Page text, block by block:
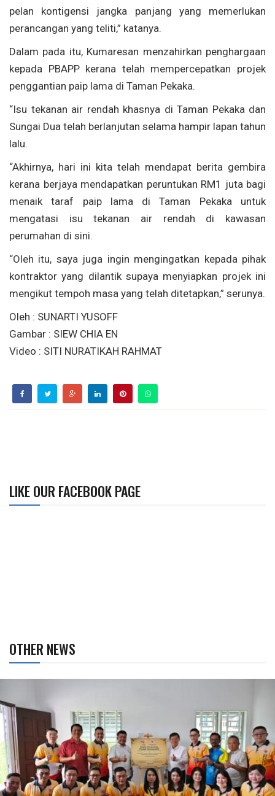
pelan kontigensi jangka panjang yang memerlukan
perancangan yang teliti,” katanya.
Dalam pada itu, Kumaresan menzahirkan penghargaan
kepada PBAPP kerana telah mempercepatkan projek
penggantian paip lama di Taman Pekaka.
“Isu tekanan air rendah khasnya di Taman Pekaka dan
Sungai Dua telah berlanjutan selama hampir lapan tahun
lalu.
“Akhirnya, hari ini kita telah mendapat berita gembira
kerana berjaya mendapatkan peruntukan RM1 juta bagi
menaik taraf paip lama di Taman Pekaka untuk
mengatasi isu tekanan air rendah di kawasan
perumahan di sini.
“Oleh itu, saya juga ingin mengingatkan kepada pihak
kontraktor yang dilantik supaya menyiapkan projek ini
mengikut tempoh masa yang telah ditetapkan,” serunya.
Oleh : SUNARTI YUSOFF
Gambar : SIEW CHIA EN
Video : SITI NURATIKAH RAHMAT
LIKE OUR FACEBOOK PAGE
OTHER NEWS